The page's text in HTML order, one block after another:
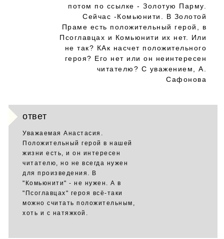
потом по ссылке - Золотую Парму.
Сейчас -Комьюнити. В Золотой
Праме есть положительный герой, в
Псоглавцах и Комьюнити их нет. Или
не так? КАк насчет положительного
героя? Его нет или он неинтересен
читателю? С уважением, А.
Сафонова
ответ
Уважаемая Анастасия.
Положительный герой в нашей
жизни есть, и он интересен
читателю, но не всегда нужен
для произведения. В
"Комьюнити" - не нужен. А в
"Псоглавцах" героя всё-таки
можно считать положительным,
хоть и с натяжкой.